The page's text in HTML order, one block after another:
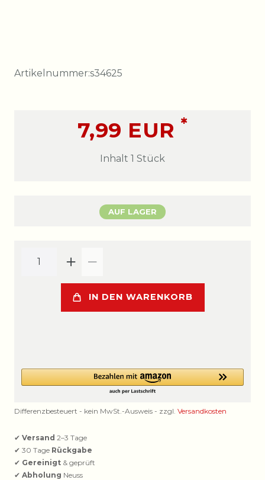
Artikelnummer:s34625
7,99 EUR *
Inhalt 1 Stück
AUF LAGER
IN DEN WARENKORB
Differenzbesteuert - kein MwSt.-Ausweis - zzgl. Versandkosten
✔ Versand 2–3 Tage
✔ 30 Tage Rückgabe
✔ Gereinigt & geprüft
✔ Abholung Neuss